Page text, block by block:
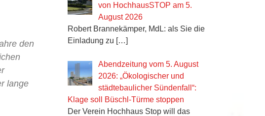
den
lange
von HochhausSTOP am 5.
August 2026
Robert Brannekämper, MdL: als Sie die
Einladung zu […]
Abendzeitung vom 5. August
2026: „Ökologischer und
städtebaulicher Sündenfall“:
Klage soll Büschl-Türme stoppen
Der Verein Hochhaus Stop will das